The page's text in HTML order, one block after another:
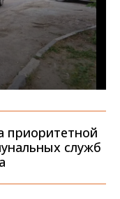
приоритетной
служб